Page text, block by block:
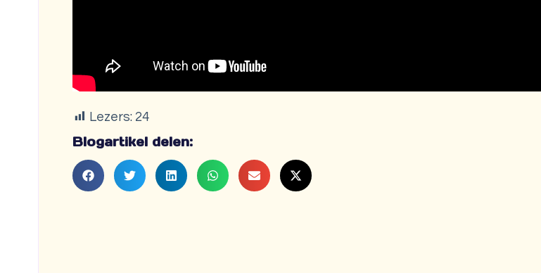
Lezers: 24
Blogartikel delen: